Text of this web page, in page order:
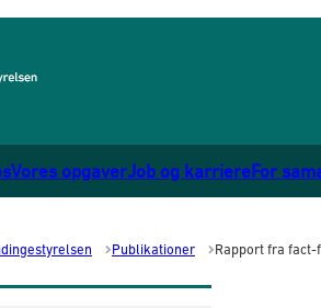
Vores opgaverJob og karriereFor
Publikationer Rapport fra fact-